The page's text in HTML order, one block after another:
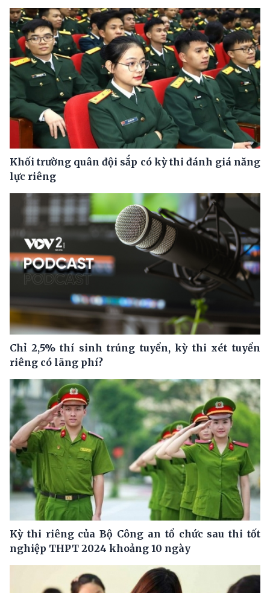
Khối trường quân đội sắp có kỳ thi đánh giá năng
lực riêng
Chỉ 2,5% thí sinh trúng tuyển, kỳ thi xét tuyển
riêng có lãng phí?
Kỳ thi riêng của Bộ Công an tổ chức sau thi tốt
nghiệp THPT 2024 khoảng 10 ngày